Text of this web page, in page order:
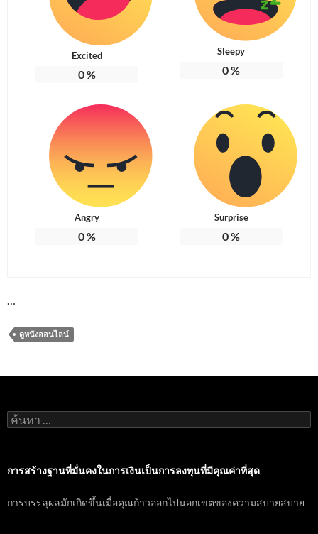
Excited
0%
Sleepy
0%
Angry
0%
Surprise
0%
…
ดูหนังออนไลน์
ค้นหา
สำหรับ:
การสร้างฐานที่มั่นคงในการเงินเป็นการลงทุนที่มีคุณค่าที่สุด
การบรรลุผลมักเกิดขึ้นเมื่อคุณก้าวออกไปนอกเขตของความสบายสบาย